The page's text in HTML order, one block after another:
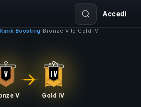
Accedi
Rank Boosting /Bronze V to Gold IV
V Gold IV